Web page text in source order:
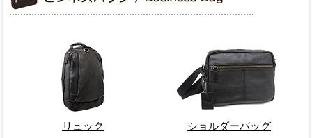
リュック ショルダーバッグ